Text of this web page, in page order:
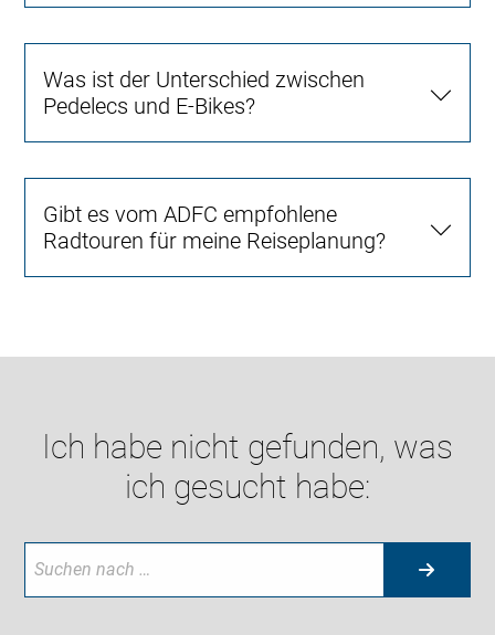
Was ist der Unterschied zwischen
Pedelecs und E-Bikes?
Gibt es vom ADFC empfohlene
Radtouren für meine Reiseplanung?
Ich habe nicht gefunden, was
ich gesucht habe: